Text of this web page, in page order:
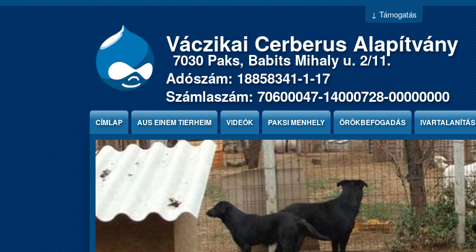
Jump to Content
↓ Támogatás
Váczikai Cerberus Alapítvány
7030 Paks, Babits Mihaly u. 2/11.
Adószám: 18858341-1-17
Számlaszám: 70600047-14000728-00000000
CÍMLAP AUS EINEM TIERHEIM VIDEÓK PAKSI MENHELY ÖRÖKBEFOGADÁS IVARTALANÍTÁS